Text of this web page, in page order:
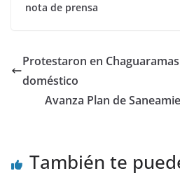
nota de prensa
Protestaron en
doméstico
Avanza Plan de
También te